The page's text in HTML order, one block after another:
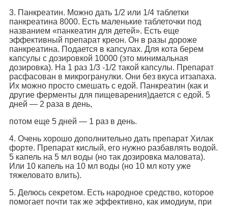
3. Панкреатин. Можно дать 1/2 или 1/4 таблетки
панкреатина 8000. Есть маленькие таблеточки под
названием «панкеатин для детей». Есть еще
эффективный препарат креон. Он в разы дороже
панкреатина. Подается в капсулах. Для кота берем
капсулы с дозировкой 10000 (это минимальная
дозировка). На 1 раз 1/3 -1/2 такой капсулы. Препарат
расфасован в микрогранулки. Они без вкуса итзапаха.
Их можно просто смешать с едой. Панкреатин (как и
другие ферменты для пищеварения)дается с едой. 5
дней — 2 раза в день,
потом еще 5 дней — 1 раз в день.
4. Очень хорошо дополнительно дать препарат Хилак
форте. Препарат кислый, его нужно разбавлять водой.
5 капель на 5 мл воды (но так дозировка маловата).
Или 10 капель на 10 мл воды (но 10 мл коту уже
тяжеловато влить).
5. Делюсь секретом. Есть народное средство, которое
помогает почти так же эффективно, как имодиум, при